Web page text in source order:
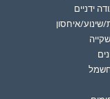
ידניים
שינוע/איחסון
חשמל